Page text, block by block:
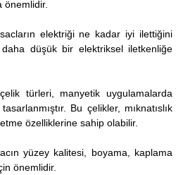
önemlidir.
elektriği ne kadar iyi ilettiğini
düşük bir elektriksel iletkenliğe
türleri, manyetik uygulamalarda
Bu çelikler, mıknatıslık
özelliklerine sahip olabilir.
yüzey kalitesi, boyama, kaplama
önemlidir.